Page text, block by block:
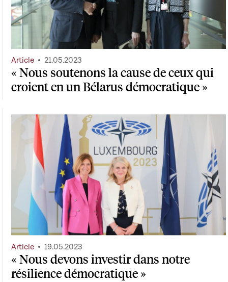
« Nous soutenons la cause de ceux qui
croient en un Bélarus démocratique »
Article 21.05.2023
« Nous devons investir dans notre
résilience démocratique »
Article 19.05.2023